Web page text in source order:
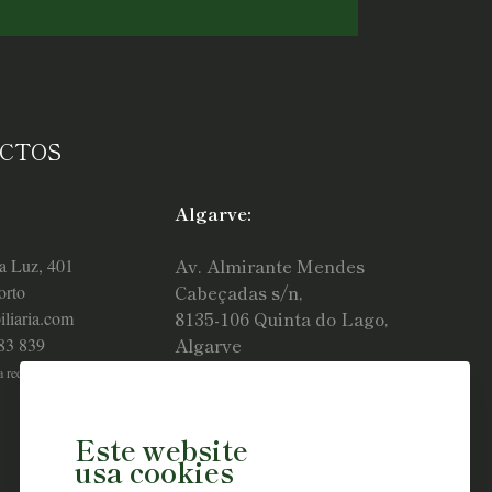
Luz, 401
839
rede fixa nacional)
Algarve:
Av. Almirante Mendes
Cabeçadas s/n,
8135-106 Quinta do Lago,
Algarve
Este website
usa cookies